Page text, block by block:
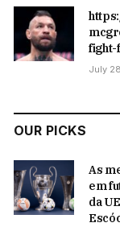
fight-
July
OUR PICKS
As
em
da